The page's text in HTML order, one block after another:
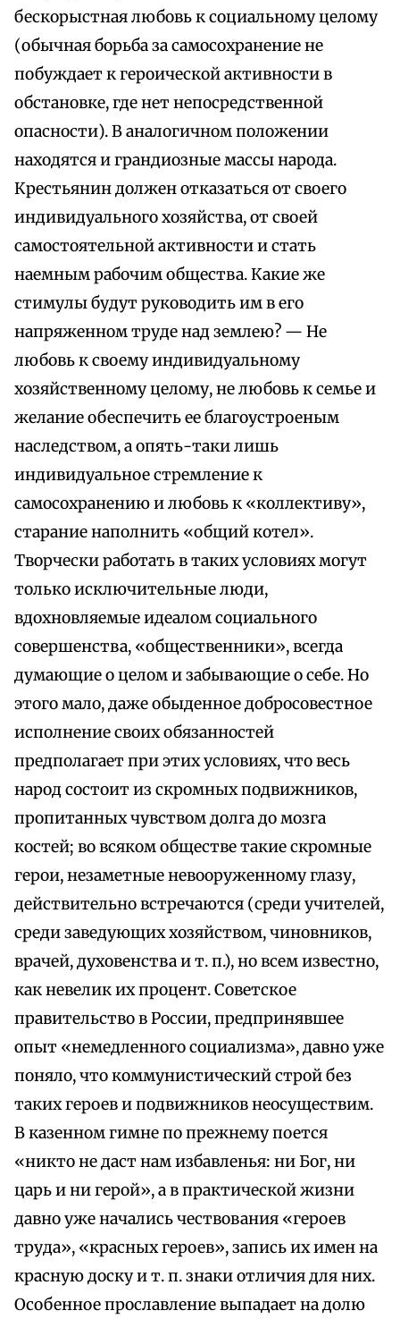
бескорыстная любовь к социальному целому
(обычная борьба за самосохранение не
побуждает к героической активности в
обстановке, где нет непосредственной
опасности). В аналогичном положении
находятся и грандиозные массы народа.
Крестьянин должен отказаться от своего
индивидуального хозяйства, от своей
самостоятельной активности и стать
наемным рабочим общества. Какие же
стимулы будут руководить им в его
напряженном труде над землею? — Не
любовь к своему индивидуальному
хозяйственному целому, не любовь к семье и
желание обеспечить ее благоустроеным
наследством, а опять-таки лишь
индивидуальное стремление к
самосохранению и любовь к «коллективу»,
старание наполнить «общий котел».
Творчески работать в таких условиях могут
только исключительные люди,
вдохновляемые идеалом социального
совершенства, «общественники», всегда
думающие о целом и забывающие о себе. Но
этого мало, даже обыденное добросовестное
исполнение своих обязанностей
предполагает при этих условиях, что весь
народ состоит из скромных подвижников,
пропитанных чувством долга до мозга
костей; во всяком обществе такие скромные
герои, незаметные невооруженному глазу,
действительно встречаются (среди учителей,
среди заведующих хозяйством, чиновников,
врачей, духовенства и т. п.), но всем известно,
как невелик их процент. Советское
правительство в России, предпринявшее
опыт «немедленного социализма», давно уже
поняло, что коммунистический строй без
таких героев и подвижников неосуществим.
В казенном гимне по прежнему поется
«никто не даст нам избавленья: ни Бог, ни
царь и ни герой», а в практической жизни
давно уже начались чествования «героев
труда», «красных героев», запись их имен на
красную доску и т. п. знаки отличия для них.
Особенное прославление выпадает на долю